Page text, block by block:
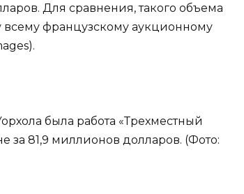
Для сравнения, такого объема
всему французскому аукционному
была работа «Трехместный
за 81,9 миллионов долларов. (Фото: